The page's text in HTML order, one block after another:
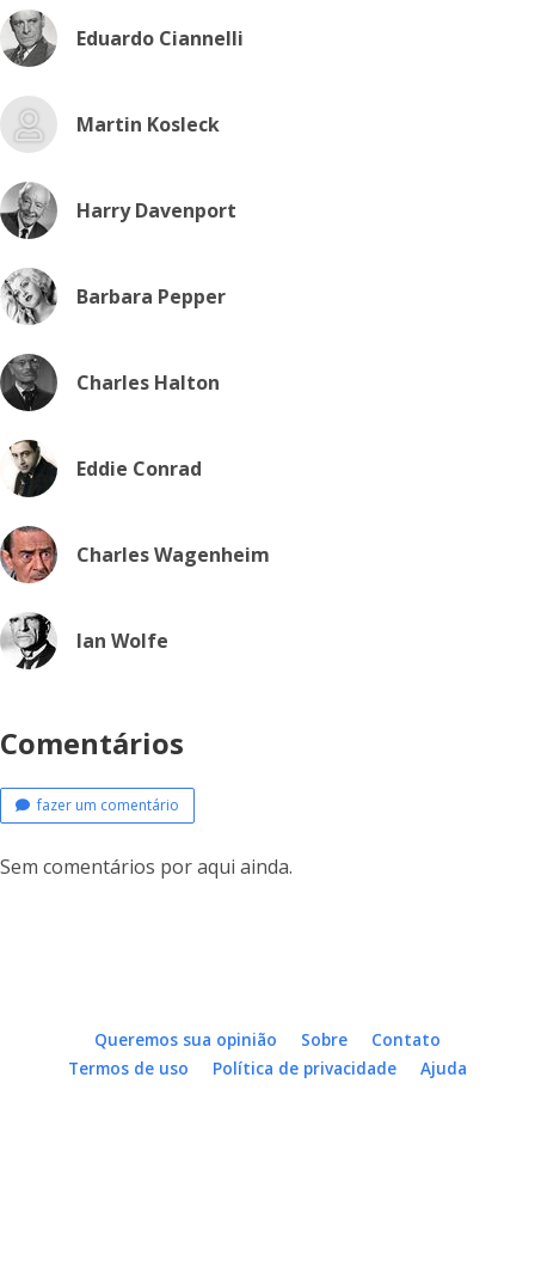
Eduardo Ciannelli
Martin Kosleck
Harry Davenport
Barbara Pepper
Charles Halton
Eddie Conrad
Charles Wagenheim
Ian Wolfe
Comentários
fazer um comentário
Sem comentários por aqui ainda.
Queremos sua opinião Sobre
Contato
Termos de uso
Política de privacidade Ajuda